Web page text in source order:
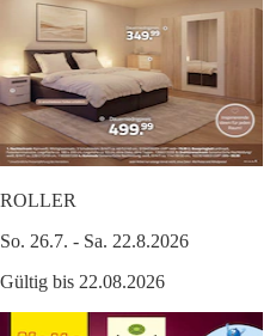
ROLLER
So. 26.7. - Sa. 22.8.2026
Gültig bis 22.08.2026